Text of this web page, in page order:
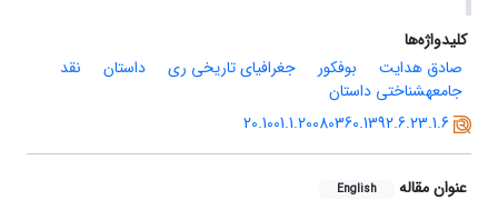
کلیدواژه‌ها
صادق هدایت
بوف‎کور جغرافیای تاریخی ری داستان
نقد
جامعه‎شناختی داستان
20.1001.1.20080360.1392.6.23.1.6
عنوان مقاله English